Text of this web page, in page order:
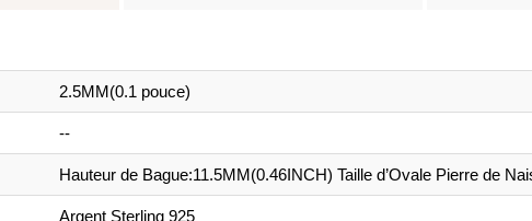
2.5MM(0.1 pouce)
--
Hauteur de Bague:11.5MM(0.46INCH) Taille d’Ovale Pierre de
Argent Sterling 925